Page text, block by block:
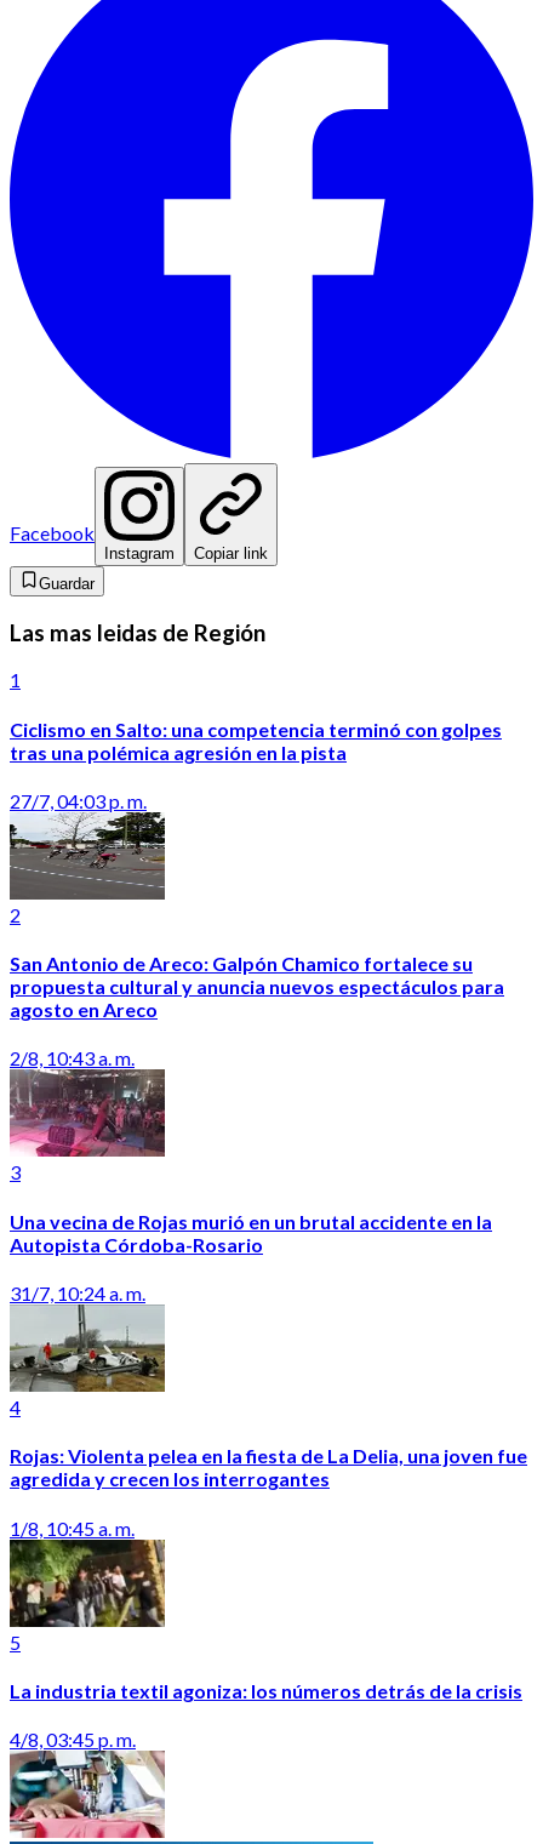
Facebook
Instagram
Copiar link
Guardar
Las mas leidas de Región
1
Ciclismo en Salto: una competencia terminó con golpes
tras una polémica agresión en la pista
27/7, 04:03 p. m.
2
San Antonio de Areco: Galpón Chamico fortalece su
propuesta cultural y anuncia nuevos espectáculos para
agosto en Areco
2/8, 10:43 a. m.
3
Una vecina de Rojas murió en un brutal accidente en la
Autopista Córdoba-Rosario
31/7, 10:24 a. m.
4
Rojas: Violenta pelea en la fiesta de La Delia, una joven fue
agredida y crecen los interrogantes
1/8, 10:45 a. m.
5
La industria textil agoniza: los números detrás de la crisis
4/8, 03:45 p. m.